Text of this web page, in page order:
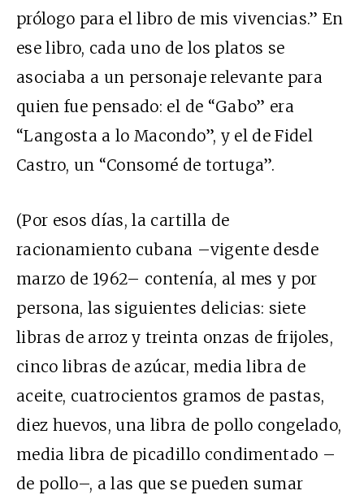
prólogo para el libro de mis vivencias.” En
ese libro, cada uno de los platos se
asociaba a un personaje relevante para
quien fue pensado: el de “Gabo” era
“Langosta a lo Macondo”, y el de Fidel
Castro, un “Consomé de tortuga”.
(Por esos días, la cartilla de
racionamiento cubana –vigente desde
marzo de 1962– contenía, al mes y por
persona, las siguientes delicias: siete
libras de arroz y treinta onzas de frijoles,
cinco libras de azúcar, media libra de
aceite, cuatrocientos gramos de pastas,
diez huevos, una libra de pollo congelado,
media libra de picadillo condimentado –
de pollo–, a las que se pueden sumar